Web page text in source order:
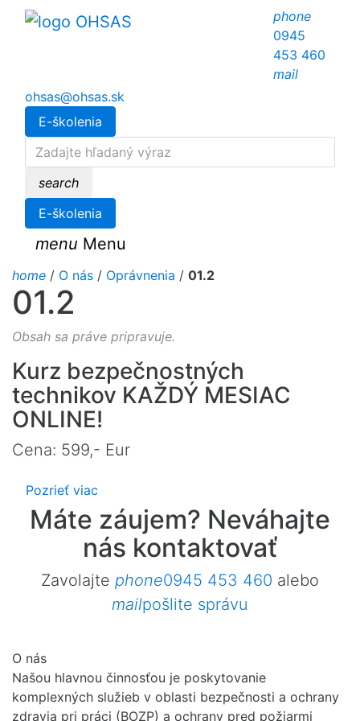
phone
0945
453 460
mail
ohsas@ohsas.sk
E-školenia
search
E-školenia
menu Menu
home / O nás / Oprávnenia / 01.2
01.2
Obsah sa práve pripravuje.
Kurz bezpečnostných
technikov KAŽDÝ MESIAC
ONLINE!
Cena: 599,- Eur
Pozrieť viac
Máte záujem? Neváhajte
nás kontaktovať
Zavolajte phone0945 453 460 alebo
mailpošlite správu
O nás
Našou hlavnou činnosťou je poskytovanie
komplexných služieb v oblasti bezpečnosti a ochrany
zdravia pri práci (BOZP) a ochrany pred požiarmi